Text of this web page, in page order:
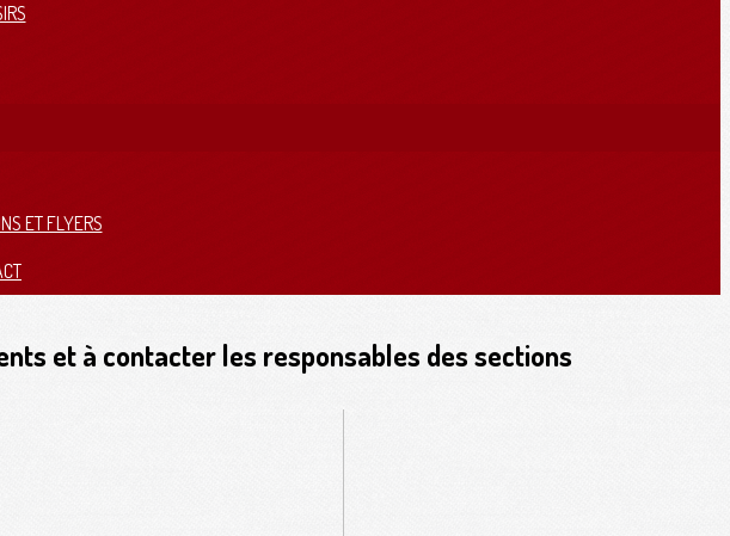
ET FLYERS
et à contacter les responsables des sections